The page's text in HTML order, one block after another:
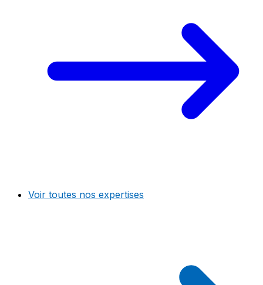
Voir toutes nos expertises